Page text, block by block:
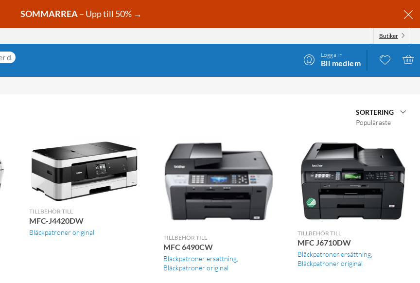
SOMMARREA– Upp till 50% →
Butiker
Logga in
Bli medlem
SORTERING
Populäraste
TILLBEHÖR TILL
MFC-J4420DW
Bläckpatroner original
TILLBEHÖR TILL
MFC 6490CW
Bläckpatroner ersättning
Bläckpatroner original
TILLBEHÖR TILL
MFC J6710DW
Bläckpatroner ersättning
Bläckpatroner original